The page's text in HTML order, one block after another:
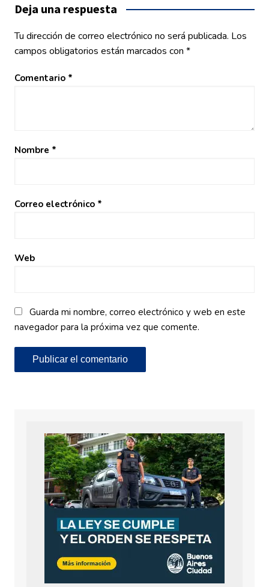
Deja una respuesta
Tu dirección de correo electrónico no será publicada. Los
campos obligatorios están marcados con *
Comentario *
Nombre *
Correo electrónico *
Web
Guarda mi nombre, correo electrónico y web en este
navegador para la próxima vez que comente.